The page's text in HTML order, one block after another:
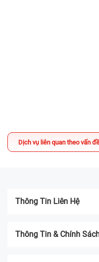
hình và mainboard (cáp
trong túi, dưới gối...), áp
Địa
Dịch vụ liên quan theo vấn đề
Thông Tin Liên Hệ
Thông Tin & Chính